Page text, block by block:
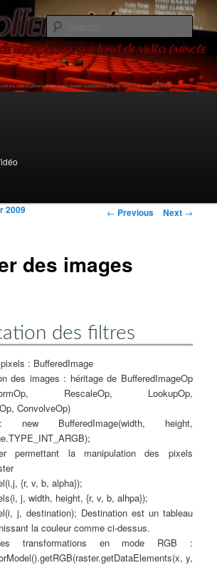
Mix'
traits imprévisibles
content
Post navigation
← Previous Next →
des images
2009
des filtres
: BufferedImage
des images : héritage de BufferedImageOp
RescaleOp, LookupOp,
ConvolveOp)
new BufferedImage(width, height,
permettant la manipulation des pixels
{r, v, b, alpha});
j, width, height, {r, v, b, alhpa});
j, destination); Destination est un tableau
la couleur comme ci-dessus.
transformations en mode RGB :
y,